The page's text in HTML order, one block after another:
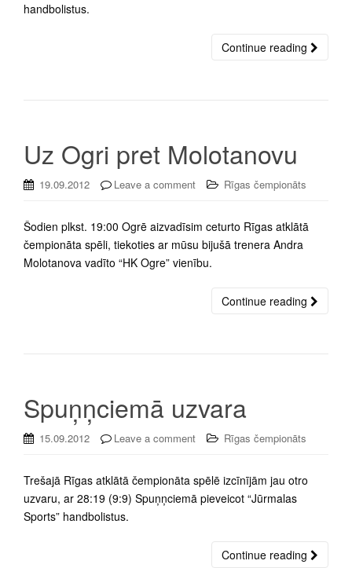
handbolistus.
Continue reading
Uz Ogri pret Molotanovu
19.09.2012 Leave a comment Rīgas čempionāts
Šodien plkst. 19:00 Ogrē aizvadīsim ceturto Rīgas atklātā
čempionāta spēli, tiekoties ar mūsu bijušā trenera Andra
Molotanova vadīto “HK Ogre” vienību.
Continue reading
Spuņņciemā uzvara
15.09.2012 Leave a comment Rīgas čempionāts
Trešajā Rīgas atklātā čempionāta spēlē izcīnījām jau otro
uzvaru, ar 28:19 (9:9) Spuņņciemā pieveicot “Jūrmalas
Sports” handbolistus.
Continue reading